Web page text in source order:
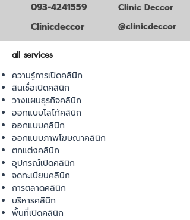
093-4241559
Clinicdeccor
Clinic Deccor
@clinicdeccor
all services
ความรู้การเปิดคลินิก
สินเชื่อเปิดคลินิก
วางแผนธุรกิจคลินิก
ออกแบบโลโก้คลินิก
ออกแบบคลินิก
ออกแบบภาพโฆษณาคลินิก
ตกแต่งคลินิก
อุปกรณ์เปิดคลินิก
จดทะเบียนคลินิก
การตลาดคลินิก
บริหารคลินิก
พื้นที่เปิดคลินิก